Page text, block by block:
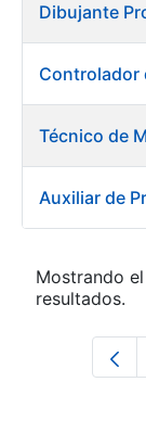
Dibujante
Controlador
Mostrando
resultados.